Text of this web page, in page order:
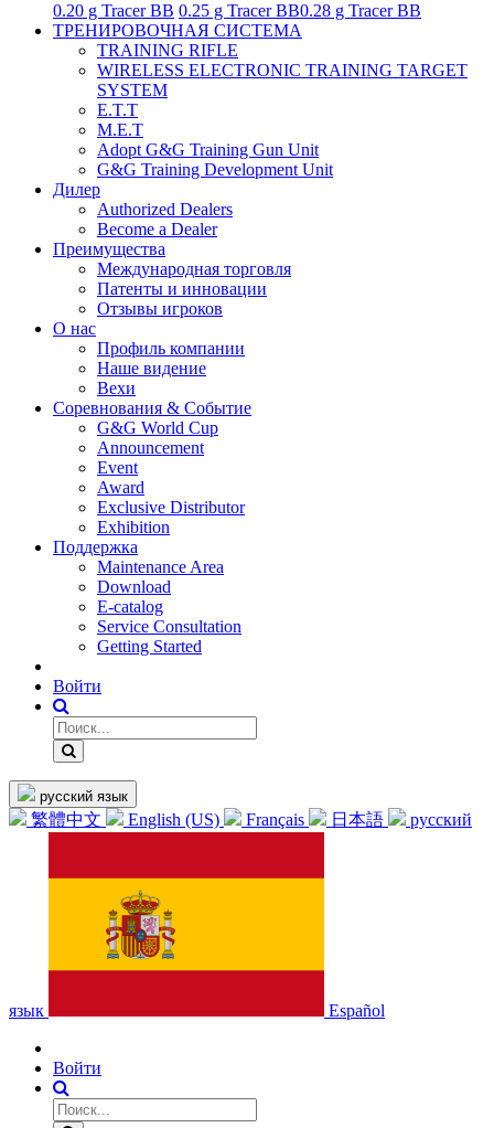
0.20 g Tracer BB 0.25 g Tracer BB0.28 g Tracer BB
ТРЕНИРОВОЧНАЯ СИСТЕМА
TRAINING RIFLE
WIRELESS ELECTRONIC TRAINING TARGET
SYSTEM
E.T.T
M.E.T
Adopt G&G Training Gun Unit
G&G Training Development Unit
Дилер
Authorized Dealers
Become a Dealer
Преимущества
Международная торговля
Патенты и инновации
Отзывы игроков
О нас
Профиль компании
Наше видение
Вехи
Соревнования & Событие
G&G World Cup
Announcement
Event
Award
Exclusive Distributor
Exhibition
Поддержка
Maintenance Area
Download
E-catalog
Service Consultation
Getting Started
Войти
русский язык
繁體中文 English (US) Français 日本語 русский
язык Español
Войти